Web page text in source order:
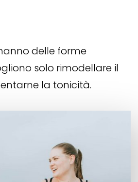
delle forme
solo rimodellare il
la tonicità.